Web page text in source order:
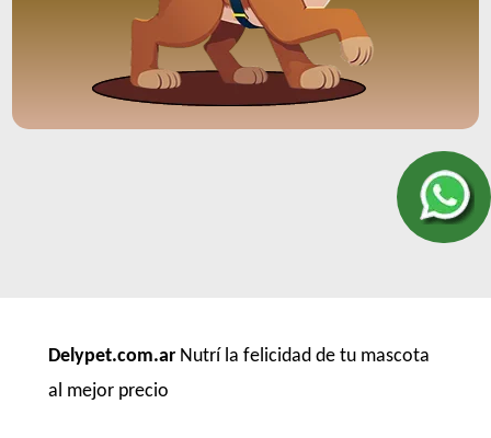
Delypet.com.ar Nutrí la felicidad de tu mascota
al mejor precio